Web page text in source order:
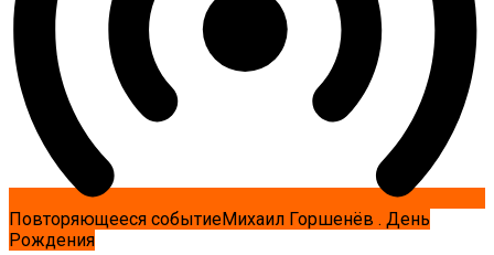
Повторяющееся событиеМихаил Горшенёв . День
Рождения